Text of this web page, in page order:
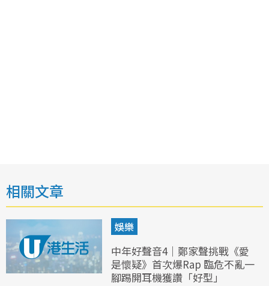
相關文章
娛樂
中年好聲音4｜鄭家聲挑戰《愛
是懷疑》首次爆Rap 臨危不亂一
腳踢開耳機獲讚「好型」